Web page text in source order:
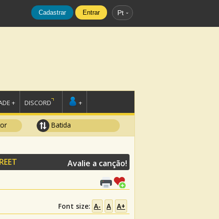
Cadastrar Entrar Pt
+ DISCORD +
Batida
Avalie a canção!
Font size: A- A A+